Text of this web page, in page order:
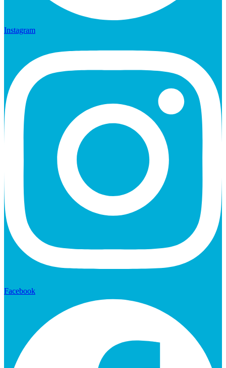
Instagram
Facebook